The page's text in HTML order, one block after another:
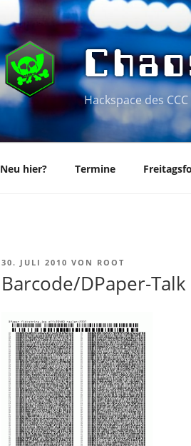
Hackspace des
Neu hier? Termine
VERÖFFENTLICHT
30. JULI 2010 VON ROOT
Barcode/DPaper-